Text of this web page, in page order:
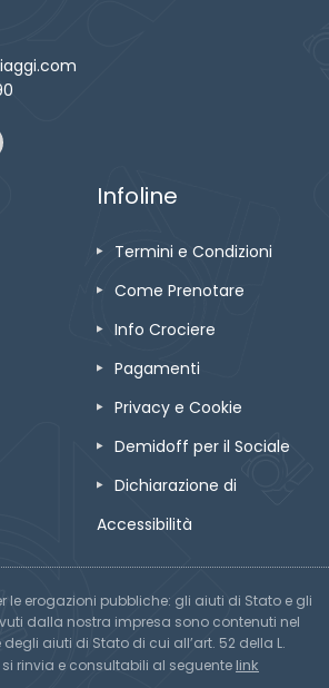
Infoline
Termini e Condizioni
Come Prenotare
Info Crociere
Pagamenti
Privacy e Cookie
Demidoff per il Sociale
Dichiarazione di
Accessibilità
le erogazioni pubbliche: gli aiuti di Stato e gli
dalla nostra impresa sono contenuti nel
aiuti di Stato di cui all’art. 52 della L.
si rinvia e consultabili al seguente link